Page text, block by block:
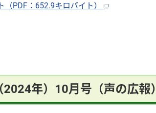
PDF：652.9キロバイト）
年）10月号（声の広報）